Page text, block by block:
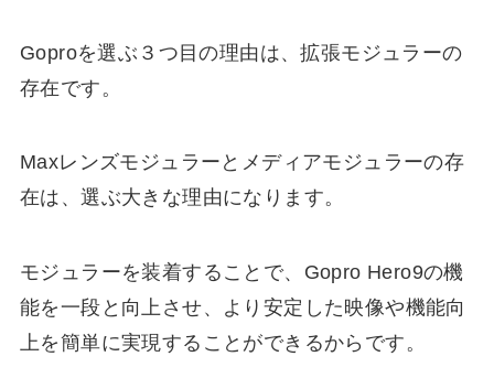
Goproを選ぶ３つ目の理由は、拡張モジュラーの
存在です。
Maxレンズモジュラーとメディアモジュラーの存
在は、選ぶ大きな理由になります。
モジュラーを装着することで、Gopro Hero9の機
能を一段と向上させ、より安定した映像や機能向
上を簡単に実現することができるからです。